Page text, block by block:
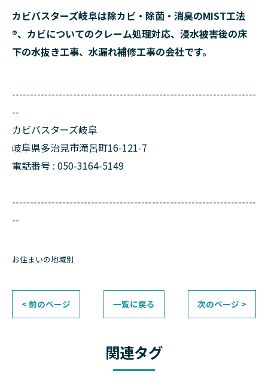
カビバスターズ岐阜は除カビ・除菌・消臭のMIST工法
®、カビについてのクレーム処理対応、浸水被害後の床
下の水抜き工事、水漏れ補修工事の会社です。
--------------------------------------------------------------------
--
カビバスターズ岐阜
岐阜県多治見市滝呂町16-121-7
電話番号 : 050-3164-5149
--------------------------------------------------------------------
--
お住まいの地域別
< 前のページ 一覧に戻る 次のページ >
関連タグ